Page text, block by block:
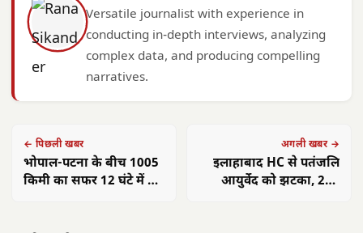
Versatile journalist with experience in
conducting in-depth interviews, analyzing
complex data, and producing compelling
narratives.
← पिछली खबर
भोपाल-पटना के बीच 1005
किमी का सफर 12 घंटे में पूरा
अगली खबर →
इलाहाबाद HC से पतंजलि
आयुर्वेद को झटका, 273